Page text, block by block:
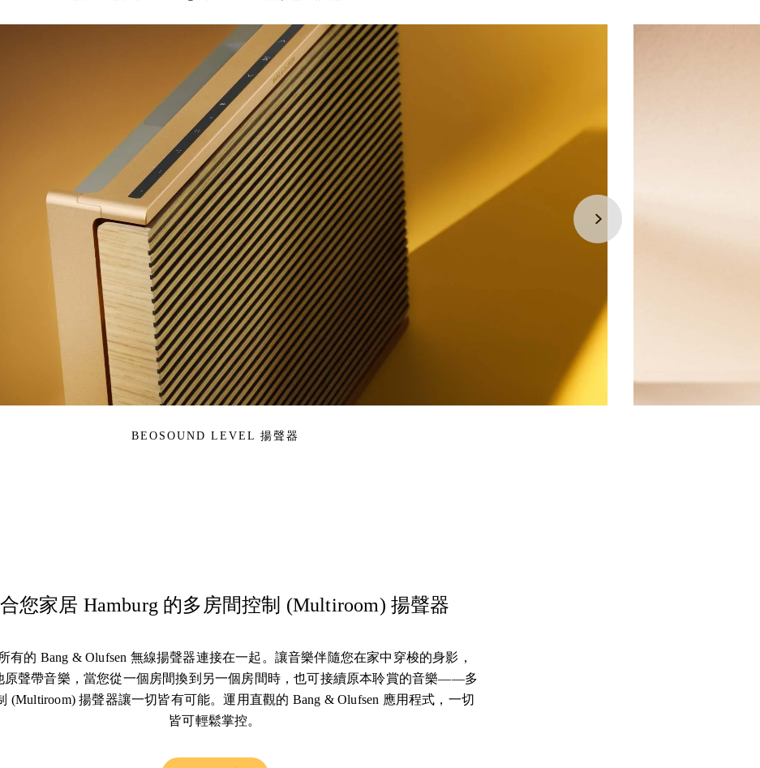
BEOSOUND LEVEL 揚聲器
您家居 Hamburg 的多房間控制 (Multiroom) 揚聲器
有的 Bang & Olufsen 無線揚聲器連接在一起。讓音樂伴隨您在家中穿梭的身影，
原聲帶音樂，當您從一個房間換到另一個房間時，也可接續原本聆賞的音樂——多
(Multiroom) 揚聲器讓一切皆有可能。運用直觀的 Bang & Olufsen 應用程式，一切
皆可輕鬆掌控。